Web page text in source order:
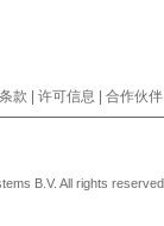
款 | 许可信息 | 合作伙伴
B.V. All rights